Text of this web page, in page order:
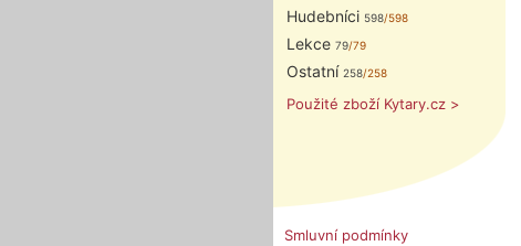
Hudebníci 598/598
Lekce 79/79
Ostatní 258/258
Použité zboží Kytary.cz >
Smluvní podmínky